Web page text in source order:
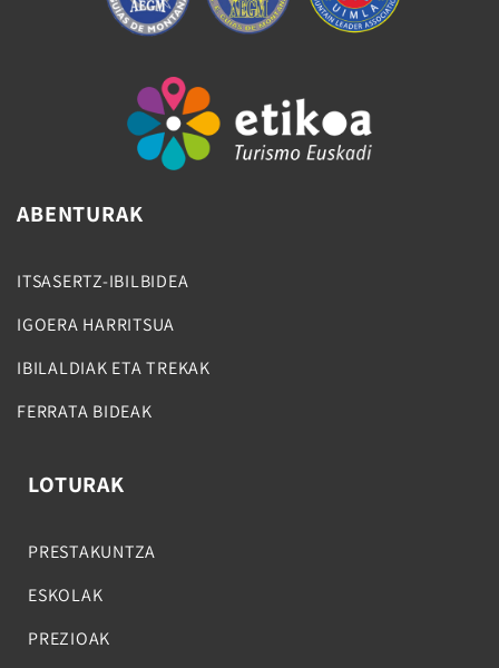
ABENTURAK
ITSASERTZ-IBILBIDEA
IGOERA HARRITSUA
IBILALDIAK ETA TREKAK
FERRATA BIDEAK
LOTURAK
PRESTAKUNTZA
ESKOLAK
PREZIOAK